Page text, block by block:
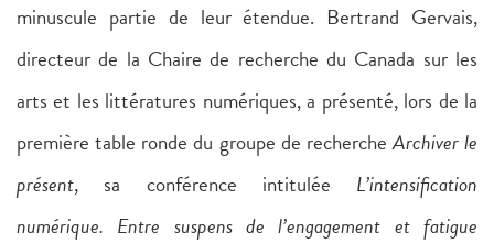
minuscule partie de leur étendue. Bertrand Gervais,
directeur de la Chaire de recherche du Canada sur les
arts et les littératures numériques, a présenté, lors de la
première table ronde du groupe de rechercheArchiver le
présent, sa conférence intitulée L’intensification
numérique. Entre suspens de l’engagement et fatigue